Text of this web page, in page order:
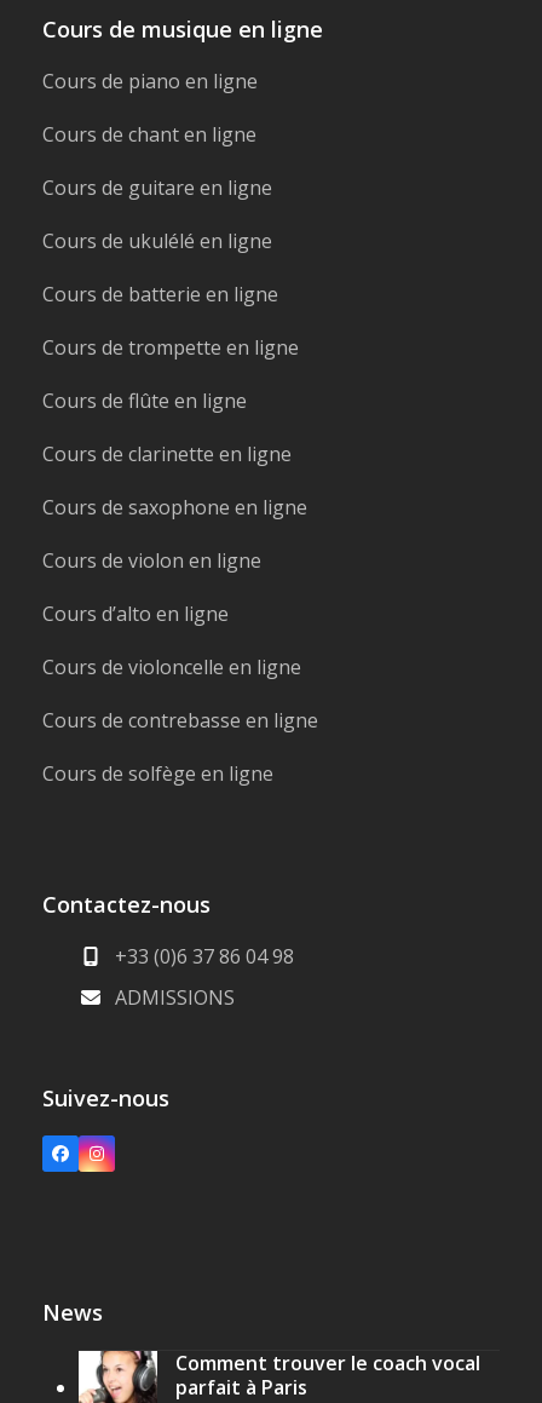
Cours de musique en ligne
Cours de piano en ligne
Cours de chant en ligne
Cours de guitare en ligne
Cours de ukulélé en ligne
Cours de batterie en ligne
Cours de trompette en ligne
Cours de flûte en ligne
Cours de clarinette en ligne
Cours de saxophone en ligne
Cours de violon en ligne
Cours d’alto en ligne
Cours de violoncelle en ligne
Cours de contrebasse en ligne
Cours de solfège en ligne
Contactez-nous
+33 (0)6 37 86 04 98
ADMISSIONS
Suivez-nous
FacebookInstagram
News
Comment trouver le coach vocal
parfait à Paris